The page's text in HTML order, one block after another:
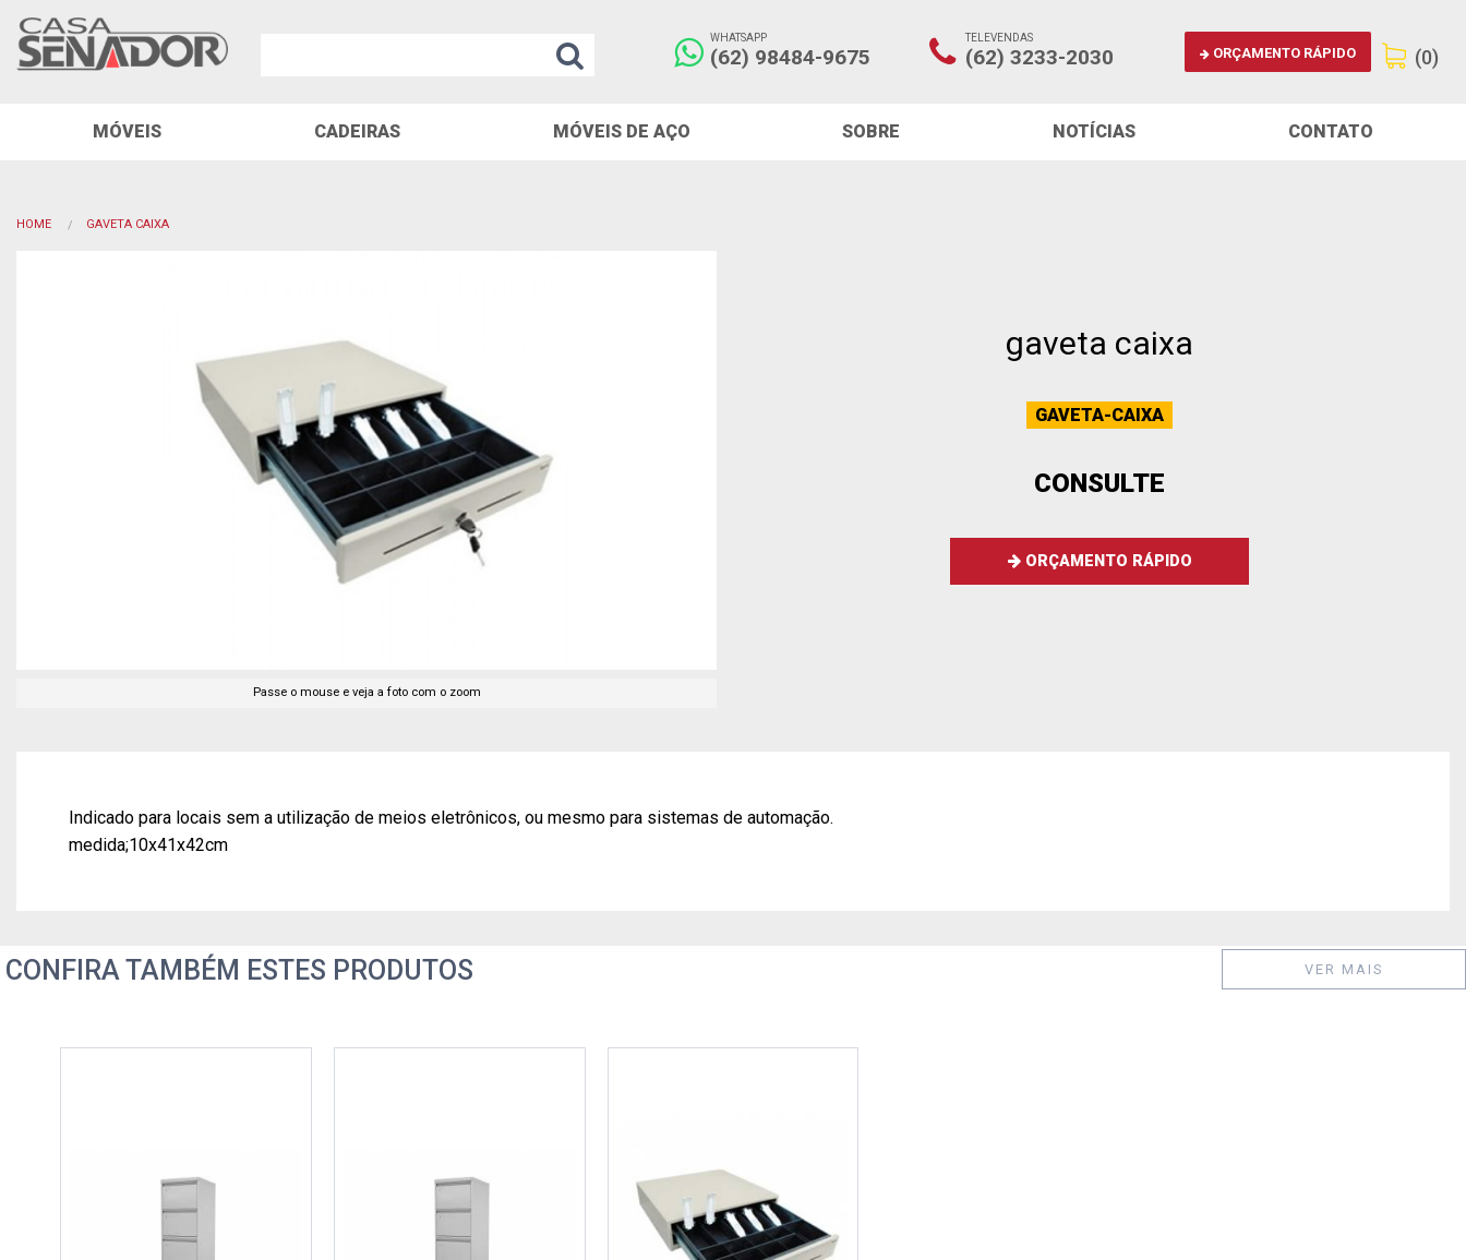
WHATSAPP
(62) 98484-9675
TELEVENDAS
(62) 3233-2030 ORÇAMENTO RÁPIDO (0)
MÓVEIS CADEIRAS MÓVEIS DE AÇO SOBRE NOTÍCIAS CONTATO
HOME GAVETA CAIXA
Passe o mouse e veja a foto com o zoom
gaveta caixa
GAVETA-CAIXA
CONSULTE
ORÇAMENTO RÁPIDO
Indicado para locais sem a utilização de meios eletrônicos, ou mesmo para sistemas de automação.
medida;10x41x42cm
CONFIRA TAMBÉM ESTES PRODUTOS VER MAIS